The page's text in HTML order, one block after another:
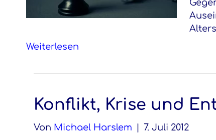
Weiterlesen
Konflikt, Krise und
Von Michael Harslem 7. Juli 2012